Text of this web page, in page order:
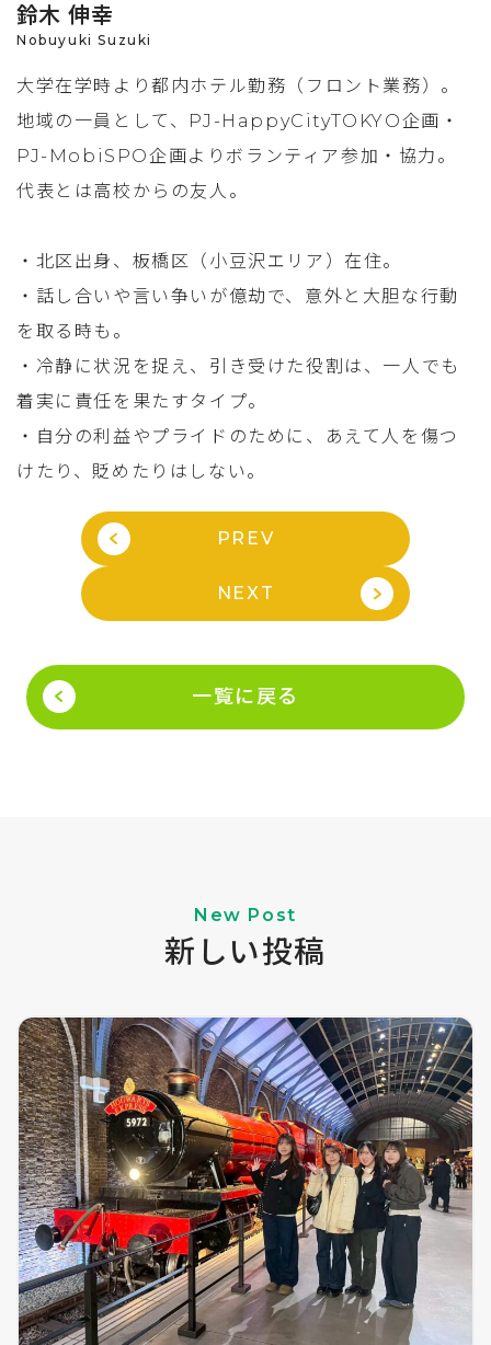
鈴木 伸幸
Nobuyuki Suzuki
大学在学時より都内ホテル勤務（フロント業務）。
地域の一員として、PJ-HappyCityTOKYO企画・
PJ-MobiSPO企画よりボランティア参加・協力。
代表とは高校からの友人。
・北区出身、板橋区（小豆沢エリア）在住。
・話し合いや言い争いが億劫で、意外と大胆な行動
を取る時も。
・冷静に状況を捉え、引き受けた役割は、一人でも
着実に責任を果たすタイプ。
・自分の利益やプライドのために、あえて人を傷つ
けたり、貶めたりはしない。
PREV
NEXT
一覧に戻る
New Post
新しい投稿